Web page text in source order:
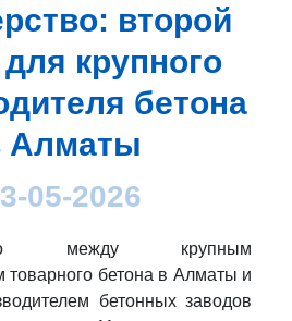
второй
крупного
бетона
Алматы
05-2026
между крупным
товарного бетона в Алматы и
бетонных заводов